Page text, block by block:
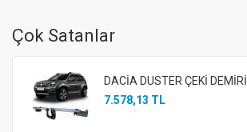
Çok Satanlar
DACİA DUSTER ÇEKİ DEMİRİ
7.578,13 TL